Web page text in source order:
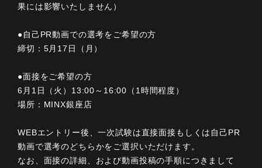
果には影響いたしません）
●自己PR動画での選考をご希望の方
締切：5月17日（月）
●面接をご希望の方
6月1日（火）13:00～16:00（1時間程度）
場所：MINX銀座店
WEBエントリー後、一次試験は直接面接もしくは自己PR
動画で選考のどちらかをご選択いただけます。
なお、面接の詳細、および動画投稿の手順につきまして